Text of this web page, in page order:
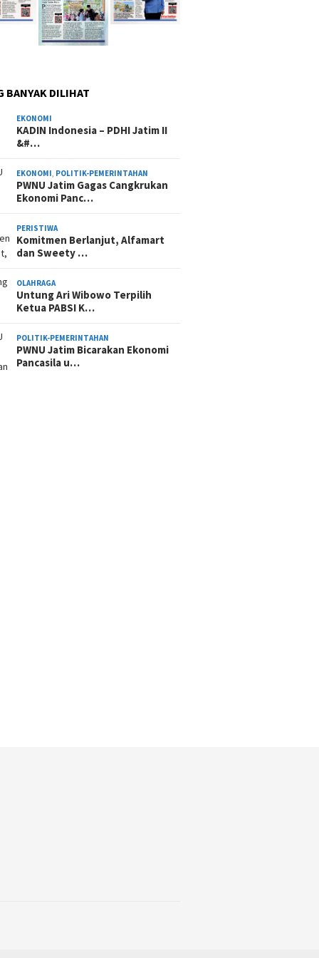
BANYAK DILIHAT
EKONOMI
KADIN Indonesia – PDHI Jatim II
&#…
EKONOMI, POLITIK-PEMERINTAHAN
PWNU Jatim Gagas Cangkrukan
Ekonomi Panc…
PERISTIWA
Komitmen Berlanjut, Alfamart
dan Sweety …
OLAHRAGA
Untung Ari Wibowo Terpilih
Ketua PABSI K…
POLITIK-PEMERINTAHAN
PWNU Jatim Bicarakan Ekonomi
Pancasila u…